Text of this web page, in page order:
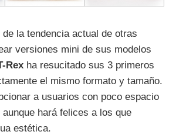
la tendencia actual de otras
versiones mini de sus modelos
Rex ha resucitado sus 3 primeros
el mismo formato y tamaño.
a usuarios con poco espacio
hará felices a los que
estética.